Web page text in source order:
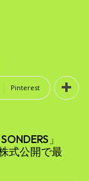
Pinterest
」
式公開で最